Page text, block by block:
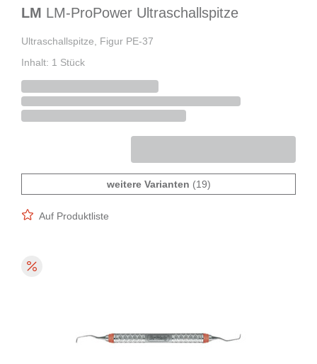
LM LM-ProPower Ultraschallspitze
Ultraschallspitze, Figur PE-37
Inhalt: 1 Stück
weitere Varianten (19)
Auf Produktliste